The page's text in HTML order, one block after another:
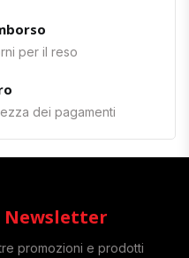
per il reso
dei pagamenti
Newsletter
promozioni e prodotti